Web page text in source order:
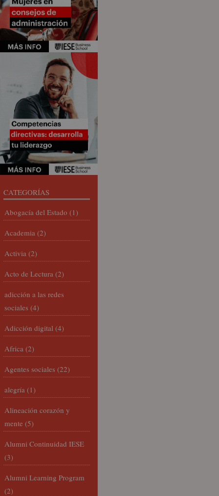
CATEGORÍAS
Abogacía del Estado (1)
Academia (2)
Activia (2)
Acto de Lectura (2)
adicción a las redes
sociales (4)
Adicción digital (4)
Africa (2)
Agentes sociales (22)
alegría (1)
Alineación corazón y
mente (5)
Alumni Continuidad IESE
(3)
Alumni Learning Program
(2)